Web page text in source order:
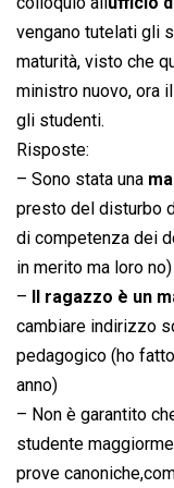
vengano tutelati gli
maturità, visto che
ministro nuovo, ora
gli studenti.
Risposte:
– Sono stata una
presto del disturbo
di competenza dei
in merito ma loro no)
–
Il ragazzo è un
cambiare indirizzo
pedagogico (ho
anno)
– Non è garantito
studente
prove